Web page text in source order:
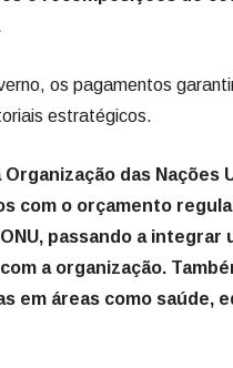
os pagamentos
estratégicos.
Organização das
com o orçamento
passando a
a organização.
em áreas como saúde,